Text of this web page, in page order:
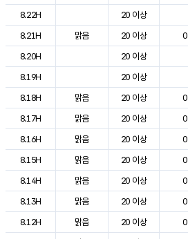
8.22H
20 이상
8.21H
맑음 20 이상 0
8.20H
20 이상
8.19H
20 이상
8.18H
맑음 20 이상 0
8.17H
맑음 20 이상 0
8.16H
맑음 20 이상 0
8.15H
맑음 20 이상 0
8.14H
맑음 20 이상 0
8.13H
맑음 20 이상 0
8.12H
맑음 20 이상 0